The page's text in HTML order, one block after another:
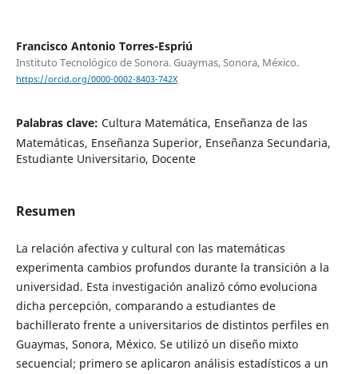
Francisco Antonio Torres-Espriú
Instituto Tecnológico de Sonora. Guaymas, Sonora, México.
https://orcid.org/0000-0002-8403-742X
Palabras clave: Cultura Matemática, Enseñanza de las
Matemáticas, Enseñanza Superior, Enseñanza Secundaria,
Estudiante Universitario, Docente
Resumen
La relación afectiva y cultural con las matemáticas
experimenta cambios profundos durante la transición a la
universidad. Esta investigación analizó cómo evoluciona
dicha percepción, comparando a estudiantes de
bachillerato frente a universitarios de distintos perfiles en
Guaymas, Sonora, México. Se utilizó un diseño mixto
secuencial; primero se aplicaron análisis estadísticos a un